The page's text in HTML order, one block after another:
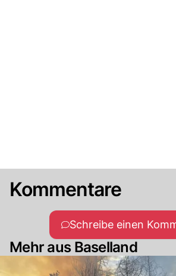
Kommentare
Schreibe einen
Mehr aus Baselland